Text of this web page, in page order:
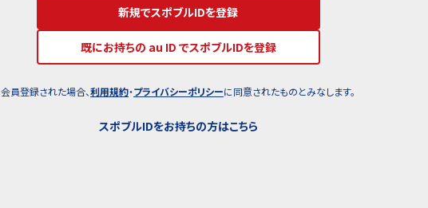
新規でスポブルIDを登録
既にお持ちの au ID でスポブルIDを登録
会員登録された場合、利用規約・プライバシーポリシーに同意されたものとみなします。
スポブルIDをお持ちの方はこちら